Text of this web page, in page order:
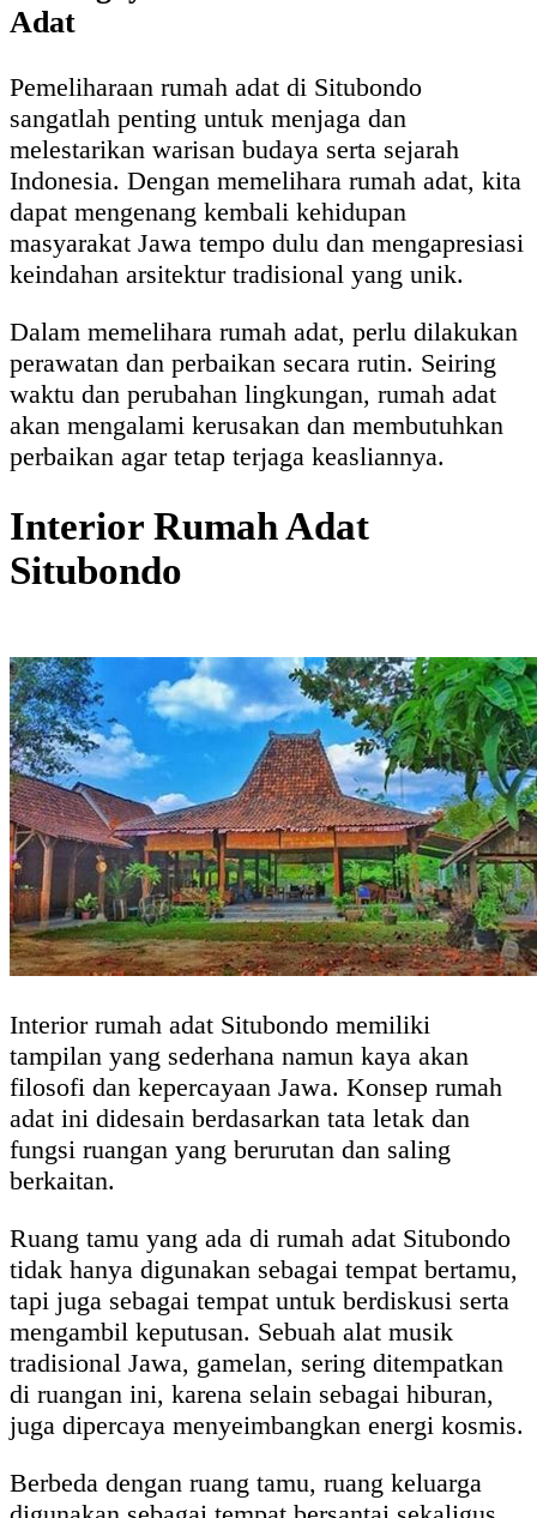
Adat
Pemeliharaan rumah adat di Situbondo
sangatlah penting untuk menjaga dan
melestarikan warisan budaya serta sejarah
Indonesia. Dengan memelihara rumah adat, kita
dapat mengenang kembali kehidupan
masyarakat Jawa tempo dulu dan mengapresiasi
keindahan arsitektur tradisional yang unik.
Dalam memelihara rumah adat, perlu dilakukan
perawatan dan perbaikan secara rutin. Seiring
waktu dan perubahan lingkungan, rumah adat
akan mengalami kerusakan dan membutuhkan
perbaikan agar tetap terjaga keasliannya.
Interior Rumah Adat
Situbondo
Interior rumah adat Situbondo memiliki
tampilan yang sederhana namun kaya akan
filosofi dan kepercayaan Jawa. Konsep rumah
adat ini didesain berdasarkan tata letak dan
fungsi ruangan yang berurutan dan saling
berkaitan.
Ruang tamu yang ada di rumah adat Situbondo
tidak hanya digunakan sebagai tempat bertamu,
tapi juga sebagai tempat untuk berdiskusi serta
mengambil keputusan. Sebuah alat musik
tradisional Jawa, gamelan, sering ditempatkan
di ruangan ini, karena selain sebagai hiburan,
juga dipercaya menyeimbangkan energi kosmis.
Berbeda dengan ruang tamu, ruang keluarga